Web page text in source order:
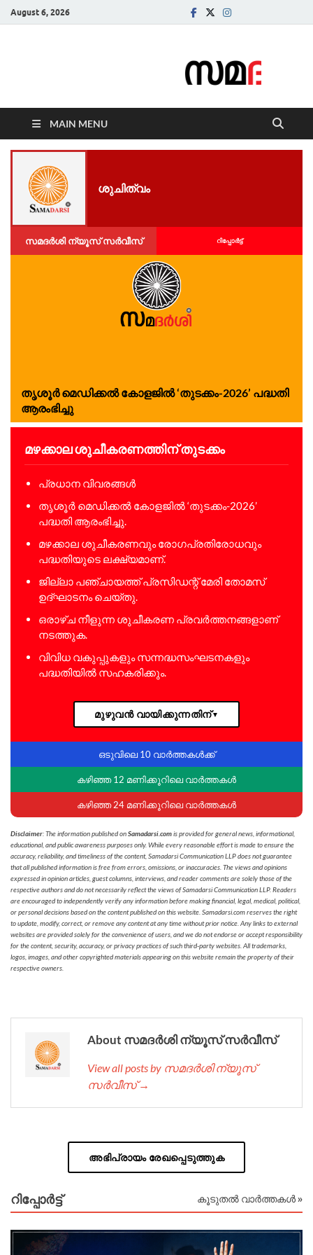
August 6, 2026
MAIN MENU
ശുചിത്വം
സമദർശി ന്യൂസ് സർവീസ് റിപ്പോര്‍ട്ട്
തൃശൂർ മെഡിക്കൽ കോളജിൽ ‘തുടക്കം-2026’ പദ്ധതി
ആരംഭിച്ചു
മഴക്കാല ശുചീകരണത്തിന് തുടക്കം
പ്രധാന വിവരങ്ങൾ
തൃശൂർ മെഡിക്കൽ കോളജിൽ ‘തുടക്കം-2026’
പദ്ധതി ആരംഭിച്ചു.
മഴക്കാല ശുചീകരണവും രോഗപ്രതിരോധവും
പദ്ധതിയുടെ ലക്ഷ്യമാണ്.
ജില്ലാ പഞ്ചായത്ത് പ്രസിഡന്റ് മേരി തോമസ്
ഉദ്ഘാടനം ചെയ്തു.
ഒരാഴ്ച നീളുന്ന ശുചീകരണ പ്രവർത്തനങ്ങളാണ്
നടത്തുക.
വിവിധ വകുപ്പുകളും സന്നദ്ധസംഘടനകളും
പദ്ധതിയിൽ സഹകരിക്കും.
മുഴുവൻ വായിക്കുന്നതിന്▼
ഒടുവിലെ 10 വാർത്തകൾക്ക്
കഴിഞ്ഞ 12 മണിക്കൂറിലെ വാർത്തകൾ
കഴിഞ്ഞ 24 മണിക്കൂറിലെ വാർത്തകൾ
Disclaimer: The information published onSamadarsi.comis provided for general news, informational,
educational, and public awareness purposes only. While every reasonable effort is made to ensure the
accuracy, reliability, and timeliness of the content, Samadarsi Communication LLP does not guarantee
that all published information is free from errors, omissions, or inaccuracies. The views and opinions
expressed in opinion articles, guest columns, interviews, and reader comments are solely those of the
respective authors and do not necessarily reflect the views of Samadarsi Communication LLP. Readers
are encouraged to independently verify any information before making financial, legal, medical, political,
or personal decisions based on the content published on this website. Samadarsi.com reserves the right
to update, modify, correct, or remove any content at any time without prior notice. Any links to external
websites are provided solely for the convenience of users, and we do not endorse or accept responsibility
for the content, security, accuracy, or privacy practices of such third-party websites. All trademarks,
logos, images, and other copyrighted materials appearing on this website remain the property of their
respective owners.
About സമദർശി ന്യൂസ് സർവീസ്
View all posts by സമദർശി ന്യൂസ്
സർവീസ് →
അഭിപ്രായം രേഖപ്പെടുത്തുക
റിപ്പോര്‍ട്ട് കൂടുതൽ വാർത്തകൾ »